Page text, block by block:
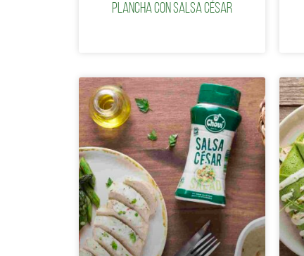
plancha con Salsa César